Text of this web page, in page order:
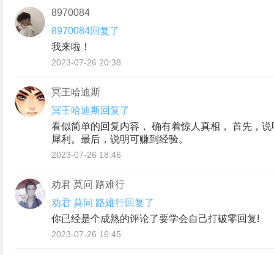
ㅤ8970084
ㅤ8970084回复了
我来啦！
2023-07-26 20:38
冥王哈迪斯
冥王哈迪斯回复了
看似简单的回复内容， 确有着惊人真相， 首先，
犀利。最后，说明可赚到经验。
2023-07-26 18:46
劝君 莫问 路难行
劝君 莫问 路难行回复了
你已经是个成熟的评论了要学会自己打破零回复!
2023-07-26 16:45